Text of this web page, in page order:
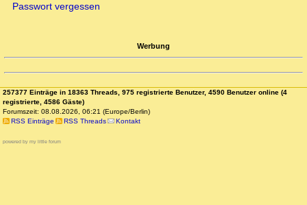
Passwort vergessen
Werbung
257377 Einträge in 18363 Threads, 975 registrierte Benutzer, 4590 Benutzer online (4
registrierte, 4586 Gäste)
Forumszeit: 08.08.2026, 06:21 (Europe/Berlin)
RSS Einträge
RSS Threads Kontakt
powered by my little forum